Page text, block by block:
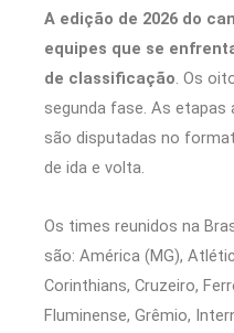
A edição de 2026 do
equipes que se
de classificação. Os
segunda fase. As etapas
são disputadas no
de ida e volta.
Os times reunidos na
são: América (MG),
Corinthians, Cruzeiro,
Fluminense, Grêmio,